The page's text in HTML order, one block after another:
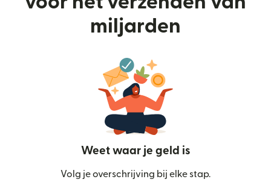
miljarden
Weet waar je geld is
Volg je overschrijving bij elke stap.